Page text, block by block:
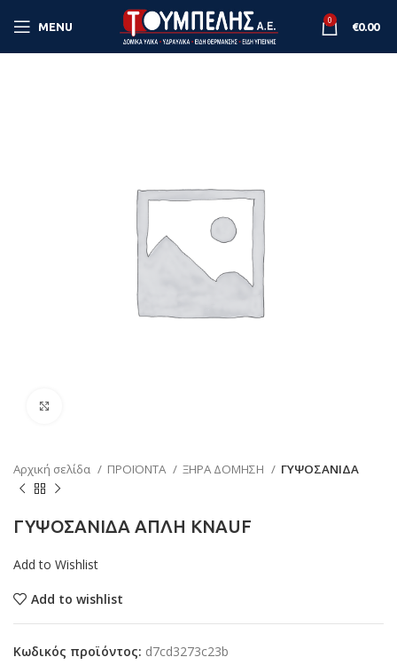
MENU 0 €0.00
Αρχική σελίδα ΠΡΟΪΟΝΤΑ ΞΗΡΑ ΔΟΜΗΣΗ ΓΥΨΟΣΑΝΙΔΑ
ΓΥΨΟΣΑΝΙΔΑ ΑΠΛΗ KNAUF
Add to Wishlist
Add to wishlist
Κωδικός προϊόντος: d7cd3273c23b